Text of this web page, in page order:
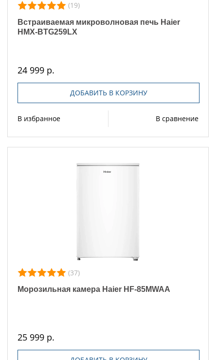
(19)
Встраиваемая микроволновая печь Haier
HMX-BTG259LX
24 999 р.
ДОБАВИТЬ В КОРЗИНУ
В избранное В сравнение
(37)
Морозильная камера Haier HF-85MWAA
25 999 р.